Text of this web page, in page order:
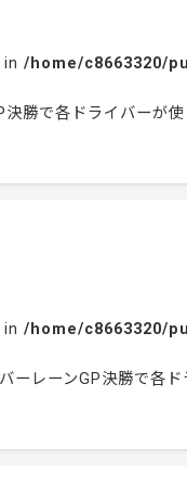
/home/c8663320/
勝で各ドライバーが
/home/c8663320/
レーンGP決勝で各